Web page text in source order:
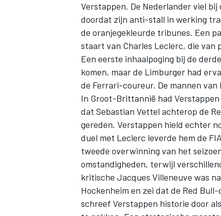
Verstappen. De Nederlander viel
doordat zijn anti-stall in werking
de oranjegekleurde tribunes. Een
staart van Charles Leclerc, die van
Een eerste inhaalpoging bij de
komen, maar de Limburger had
de Ferrari-coureur. De mannen
In Groot-Brittannië had
dat Sebastian Vettel achterop de
gereden. Verstappen hield echter
duel met Leclerc leverde hem de
tweede overwinning van het
omstandigheden, terwijl
kritische Jacques Villeneuve was
Hockenheim en zei dat de Red
schreef Verstappen historie door